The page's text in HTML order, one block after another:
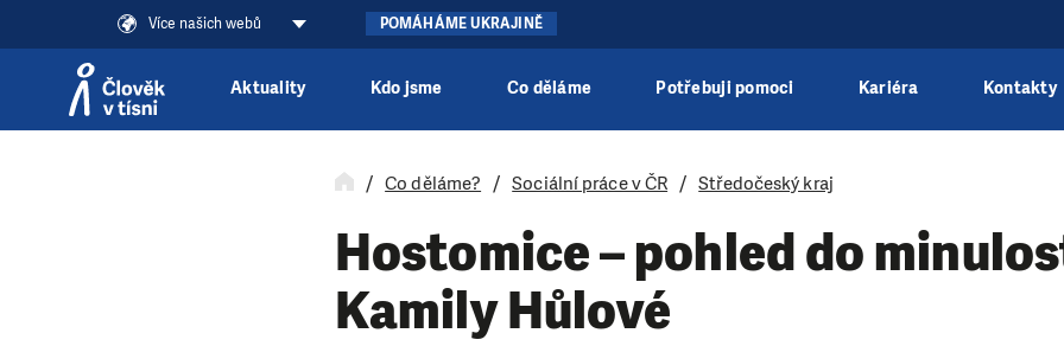
Více našich webů POMÁHÁME UKRAJINĚ
Aktuality Kdo jsme Co děláme Potřebuji pomoci Kariéra Kontakty
Co děláme? Sociální práce v ČR Středočeský kraj
Hostomice – pohled do
Kamily Hůlové